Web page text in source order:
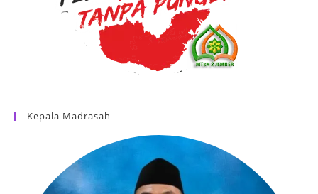
Kepala Madrasah